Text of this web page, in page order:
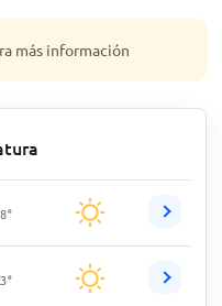
más información
°
°